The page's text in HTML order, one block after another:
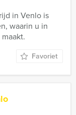
in Venlo is
waarin u in
Favoriet